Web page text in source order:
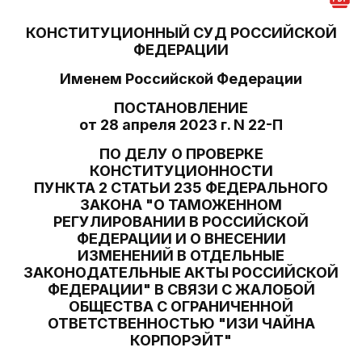
КОНСТИТУЦИОННЫЙ СУД РОССИЙСКОЙ
ФЕДЕРАЦИИ
Именем Российской Федерации
ПОСТАНОВЛЕНИЕ
от 28 апреля 2023 г. N 22-П
ПО ДЕЛУ О ПРОВЕРКЕ
КОНСТИТУЦИОННОСТИ
ПУНКТА 2 СТАТЬИ 235 ФЕДЕРАЛЬНОГО
ЗАКОНА "О ТАМОЖЕННОМ
РЕГУЛИРОВАНИИ В РОССИЙСКОЙ
ФЕДЕРАЦИИ И О ВНЕСЕНИИ
ИЗМЕНЕНИЙ В ОТДЕЛЬНЫЕ
ЗАКОНОДАТЕЛЬНЫЕ АКТЫ РОССИЙСКОЙ
ФЕДЕРАЦИИ" В СВЯЗИ С ЖАЛОБОЙ
ОБЩЕСТВА С ОГРАНИЧЕННОЙ
ОТВЕТСТВЕННОСТЬЮ "ИЗИ ЧАЙНА
КОРПОРЭЙТ"